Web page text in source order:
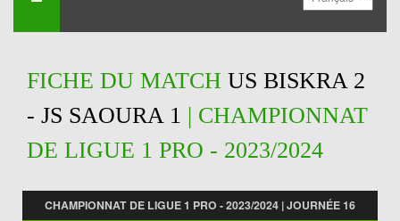
FICHE DU MATCH US BISKRA 2
- JS SAOURA 1 | CHAMPIONNAT
DE LIGUE 1 PRO - 2023/2024
CHAMPIONNAT DE LIGUE 1 PRO - 2023/2024 | JOURNÉE 16